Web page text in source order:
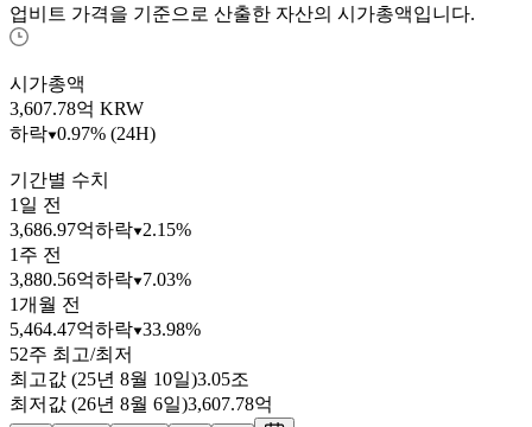
업비트 가격을 기준으로 산출한 자산의 시가총액입니다.
시가총액
3,607.78억 KRW
하락 0.97% (24H)
기간별 수치
1일 전
3,686.97억하락 2.15%
1주 전
3,880.56억하락 7.03%
1개월 전
5,464.47억하락 33.98%
52주 최고/최저
최고값 (25년 8월 10일)3.05조
최저값 (26년 8월 6일)3,607.78억